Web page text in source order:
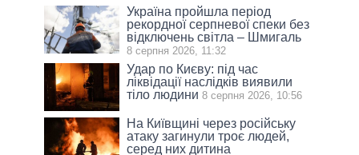
Україна пройшла період
рекордної серпневої спеки без
відключень світла – Шмигаль
8 серпня 2026, 11:32
Удар по Києву: під час
ліквідації наслідків виявили
тіло людини 8 серпня 2026, 10:56
На Київщині через російську
атаку загинули троє людей,
серед них дитина